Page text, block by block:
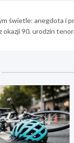
świetle: anegdota i
90. urodzin